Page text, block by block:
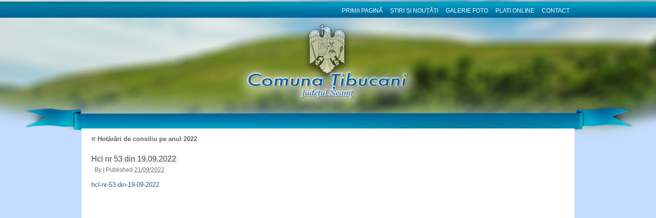
PRIMA PAGINĂ ȘTIRI ȘI NOUȚĂȚI GALERIE FOTO PLATI ONLINE CONTACT
« Hotărâri de consiliu pe anul 2022
Hcl nr 53 din 19.09.2022
By | Published 21/09/2022
hcl-nr-53-din-19-09-2022